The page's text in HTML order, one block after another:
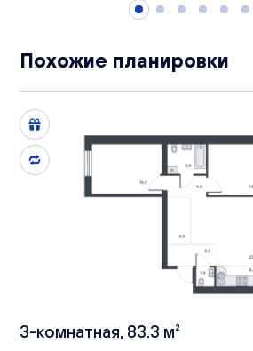
Похожие планировки
3-комнатная, 83.3 м²